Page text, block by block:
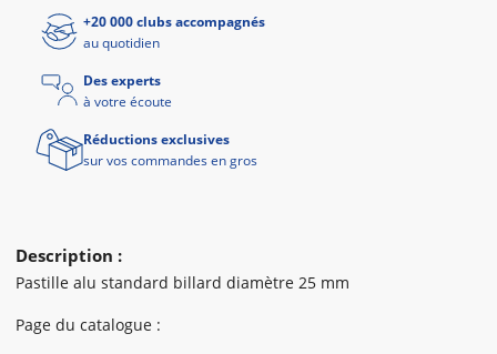
Description :
Pastille alu standard billard diamètre 25 mm
Page du catalogue :
+20 000 clubs accompagnés
au quotidien
Des experts
à votre écoute
Réductions exclusives
sur vos commandes en gros